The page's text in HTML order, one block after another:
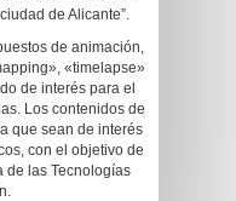
de Alicante”.
de animación,
«timelapse»
de interés para el
Los contenidos de
que sean de interés
con el objetivo de
de las Tecnologías